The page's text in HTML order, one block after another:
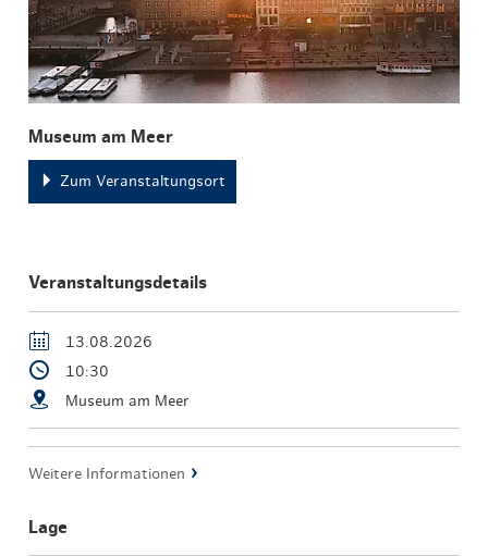
Museum am Meer
Zum Veranstaltungsort
Veranstaltungsdetails
13.08.2026
10:30
Museum am Meer
Weitere Informationen
Lage